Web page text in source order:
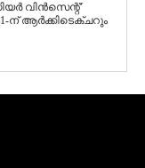
വിൻസെന്റ്'
ന് ആർക്കിടെക്ചറും